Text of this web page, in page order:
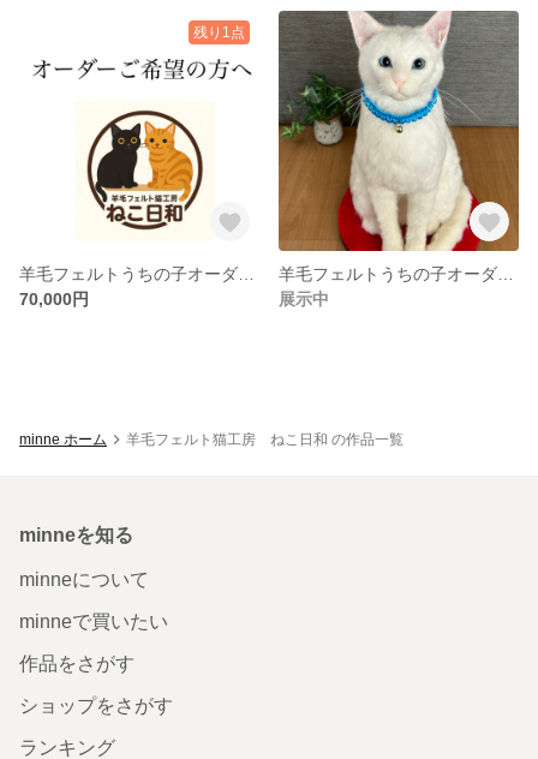
残り1点
70,000円
展示中
minne ホーム 羊毛フェルト猫工房 ねこ日和 の作品一覧
minneを知る
minneについて
minneで買いたい
作品をさがす
ショップをさがす
ランキング